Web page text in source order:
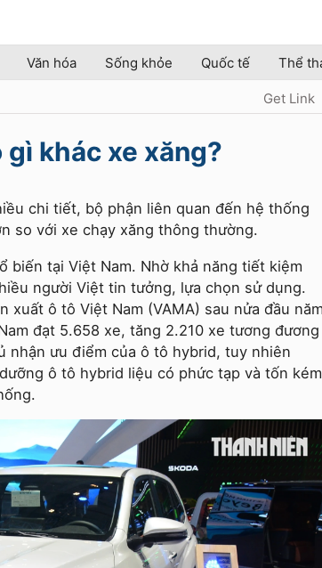
Văn hóa Sống khỏe Quốc tế Thể
Get Link
khác xe xăng?
chi tiết, bộ phận liên quan đến hệ thống
so với xe chạy xăng thông thường.
biến tại Việt Nam. Nhờ khả năng tiết kiệm
người Việt tin tưởng, lựa chọn sử dụng.
xuất ô tô Việt Nam (VAMA) sau nửa đầu
đạt 5.658 xe, tăng 2.210 xe tương đương
nhận ưu điểm của ô tô hybrid, tuy nhiên
ô tô hybrid liệu có phức tạp và tốn kém